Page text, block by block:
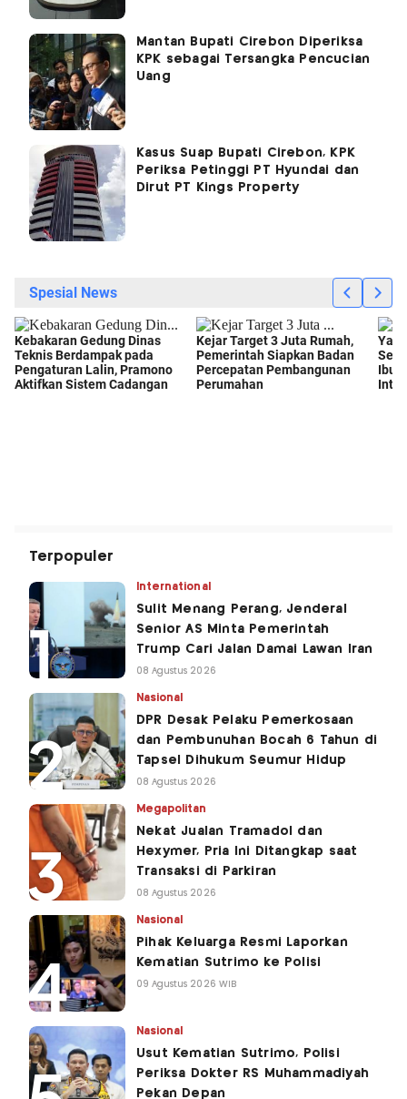
Mantan Bupati Cirebon Diperiksa
KPK sebagai Tersangka Pencucian
Uang
Kasus Suap Bupati Cirebon, KPK
Periksa Petinggi PT Hyundai dan
Dirut PT Kings Property
Terpopuler
International
Sulit Menang Perang, Jenderal
Senior AS Minta Pemerintah
Trump Cari Jalan Damai Lawan Iran
08 Agustus 2026
Nasional
DPR Desak Pelaku Pemerkosaan
dan Pembunuhan Bocah 6 Tahun di
Tapsel Dihukum Seumur Hidup
08 Agustus 2026
Megapolitan
Nekat Jualan Tramadol dan
Hexymer, Pria Ini Ditangkap saat
Transaksi di Parkiran
08 Agustus 2026
Nasional
Pihak Keluarga Resmi Laporkan
Kematian Sutrimo ke Polisi
09 Agustus 2026 WIB
Nasional
Usut Kematian Sutrimo, Polisi
Periksa Dokter RS Muhammadiyah
Pekan Depan